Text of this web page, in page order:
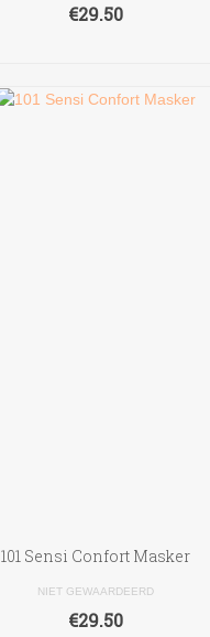
€29.50
101 Sensi Confort Masker
NIET GEWAARDEERD
€29.50